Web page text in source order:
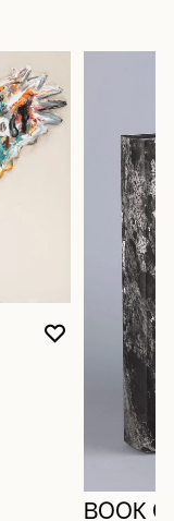
VOUS
FERMER
OUVRIR LA
BOOK